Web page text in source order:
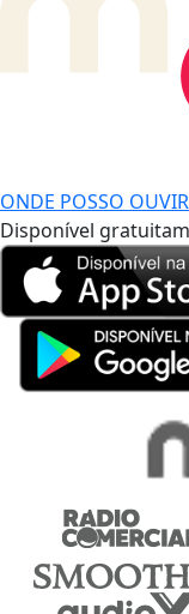
ONDE POSSO OUVIR
Disponível